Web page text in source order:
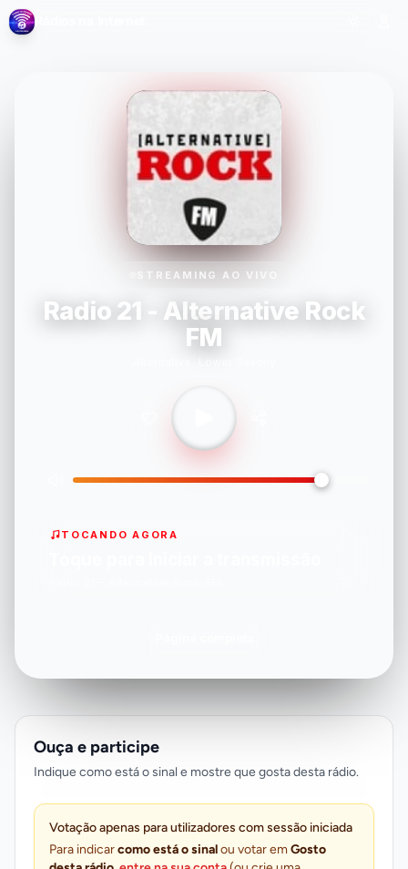
Rádios na Internet
STREAMING AO VIVO
Radio 21 - Alternative Rock
FM
TOCANDO AGORA
Ouça e participe
Indique como está o sinal e mostre que gosta desta rádio.
Votação apenas para utilizadores com sessão iniciada
Para indicarcomo está o sinalou votar emGosto